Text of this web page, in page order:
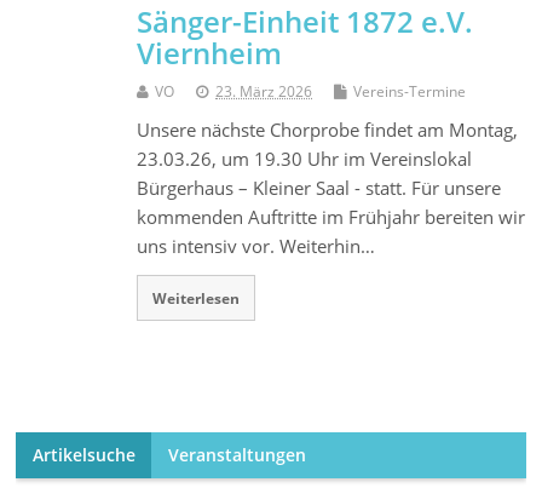
Sänger-Einheit 1872 e.V.
Viernheim
VO 23. März 2026 Vereins-Termine
Unsere nächste Chorprobe findet am Montag,
23.03.26, um 19.30 Uhr im Vereinslokal
Bürgerhaus – Kleiner Saal - statt. Für unsere
kommenden Auftritte im Frühjahr bereiten wir
uns intensiv vor. Weiterhin…
Weiterlesen
Artikelsuche Veranstaltungen